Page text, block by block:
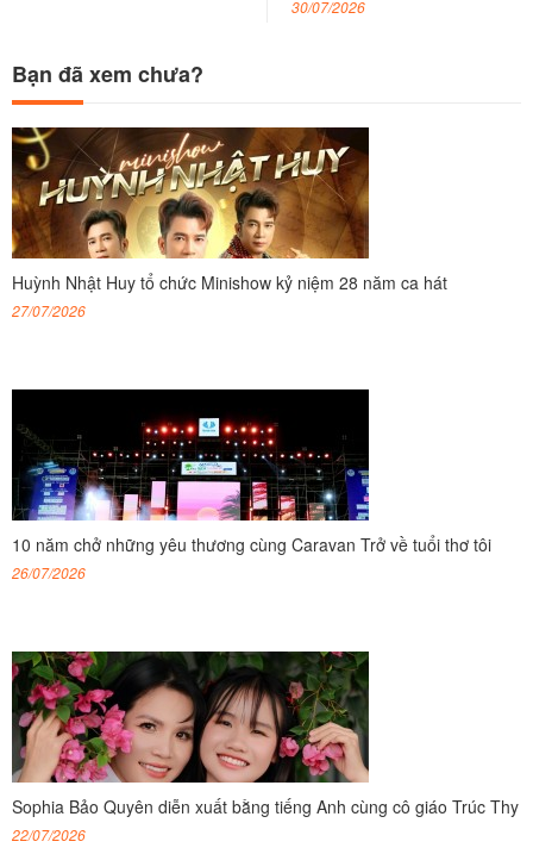
30/07/2026
Bạn đã xem chưa?
Huỳnh Nhật Huy tổ chức Minishow kỷ niệm 28 năm ca hát
27/07/2026
10 năm chở những yêu thương cùng Caravan Trở về tuổi thơ tôi
26/07/2026
Sophia Bảo Quyên diễn xuất bằng tiếng Anh cùng cô giáo Trúc Thy
22/07/2026